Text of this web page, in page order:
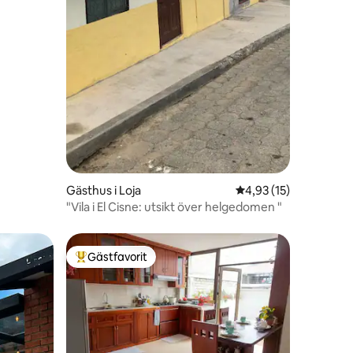
Gästhus i Loja 4,93 av 5 i
4,93 (15)
"Vila i El Cisne: utsikt över helgedomen "
Populär gästfavorit
Gästfavorit